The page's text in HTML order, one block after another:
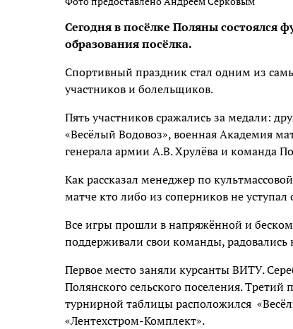
Сегодня в посёлке Поляны
образования посёлка.
Спортивный праздник стал одним из
участников и болельщиков.
Пять участников сражались за медали:
«Весёлый Водовоз», военная Академия
генерала армии А.В. Хрулёва и команда
Как рассказал менеджер по
матче кто либо из соперников не
Все игры прошли в напряжённой и
поддерживали свои команды, радовались
Первое место заняли курсанты ВИТУ.
Полянского сельского поселения.
турнирной таблицы расположился
«Лентехстром-Комплект».